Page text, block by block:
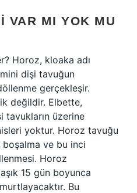
VAR MI YOK MU
Horoz, kloaka adı
dişi tavuğun
gerçekleşir.
değildir. Elbette,
tavukların üzerine
yoktur. Horoz tavuğu
ve bu inci
Horoz
15 gün boyunca
Bu